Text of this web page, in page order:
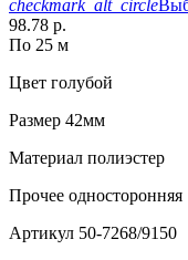
checkmark_alt_circle
98.78 р.
По 25 м
Цвет голубой
Размер 42мм
Материал полиэстер
Прочее односторонняя
Артикул 50-7268/9150